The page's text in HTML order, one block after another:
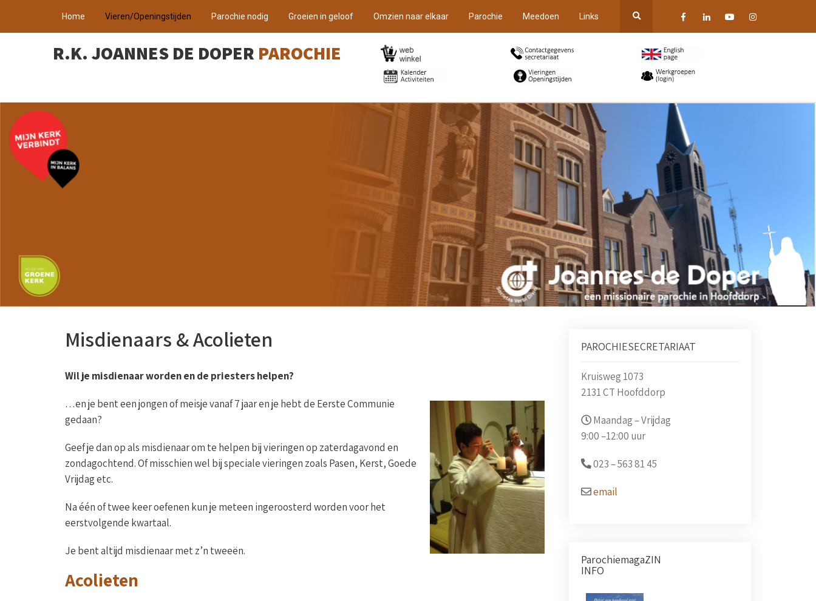
Home Vieren/Openingstijden Parochie nodig Groeien in geloof Omzien naar elkaar Parochie Meedoen Links
R.K. JOANNES DE DOPER PAROCHIE
Misdienaars & Acolieten
Wil je misdienaar worden en de priesters helpen?
…en je bent een jongen of meisje vanaf 7 jaar en je hebt de Eerste Communie
gedaan?
Geef je dan op als misdienaar om te helpen bij vieringen op zaterdagavond en
zondagochtend. Of misschien wel bij speciale vieringen zoals Pasen, Kerst, Goede
Vrijdag etc.
Na één of twee keer oefenen kun je meteen ingeroosterd worden voor het
eerstvolgende kwartaal.
Je bent altijd misdienaar met z’n tweeën.
Acolieten
PAROCHIESECRETARIAAT
Kruisweg 1073
2131 CT Hoofddorp
Maandag – Vrijdag
9:00 –12:00 uur
023 –563 81 45
email
ParochiemagaZIN
INFO